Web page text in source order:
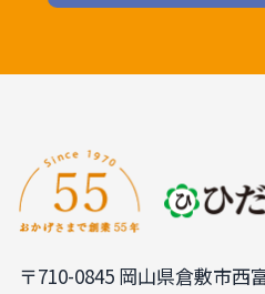
〒710-0845 岡山県倉敷市西